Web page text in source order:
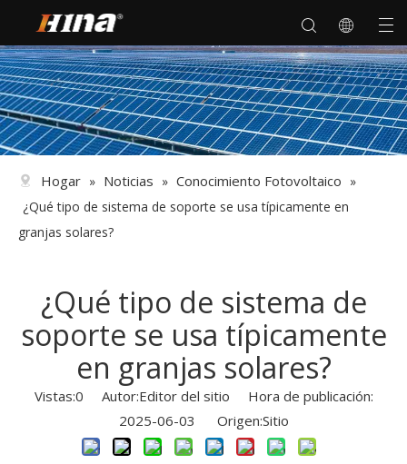
Hogar » Noticias » Conocimiento Fotovoltaico »
¿Qué tipo de sistema de soporte se usa típicamente en
granjas solares?
¿Qué tipo de sistema de
soporte se usa típicamente
en granjas solares?
Vistas:0 Autor:Editor del sitio Hora de publicación:
2025-06-03 Origen:Sitio